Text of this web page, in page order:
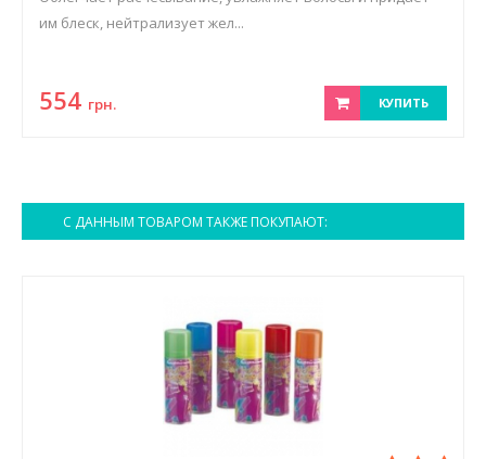
им блеск, нейтрализует жел...
554 грн. КУПИТЬ
С ДАННЫМ ТОВАРОМ ТАКЖЕ ПОКУПАЮТ: